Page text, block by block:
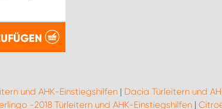
und AHK-Einstiegshilfen | Dacia Türleitern und
-2018 Türleitern und AHK-Einstiegshilfen |